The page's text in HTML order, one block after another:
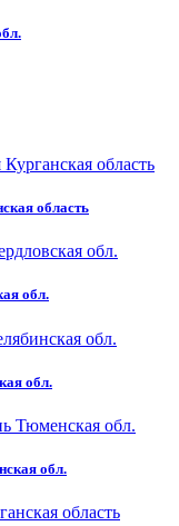
область
обл.
обл.
обл.